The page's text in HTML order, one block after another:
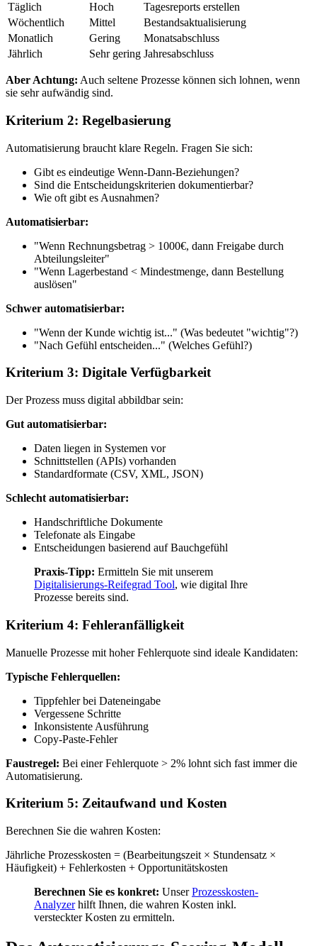
Täglich
Hoch
Tagesreports erstellen
Wöchentlich
Mittel
Bestandsaktualisierung
Monatlich
Gering
Monatsabschluss
Jährlich
Sehr gering Jahresabschluss
Aber Achtung: Auch seltene Prozesse können sich lohnen, wenn
sie sehr aufwändig sind.
Kriterium 2: Regelbasierung
Automatisierung braucht klare Regeln. Fragen Sie sich:
Gibt es eindeutige Wenn-Dann-Beziehungen?
Sind die Entscheidungskriterien dokumentierbar?
Wie oft gibt es Ausnahmen?
Automatisierbar:
"Wenn Rechnungsbetrag > 1000€, dann Freigabe durch
Abteilungsleiter"
"Wenn Lagerbestand < Mindestmenge, dann Bestellung
auslösen"
Schwer automatisierbar:
"Wenn der Kunde wichtig ist..." (Was bedeutet "wichtig"?)
"Nach Gefühl entscheiden..." (Welches Gefühl?)
Kriterium 3: Digitale Verfügbarkeit
Der Prozess muss digital abbildbar sein:
Gut automatisierbar:
Daten liegen in Systemen vor
Schnittstellen (APIs) vorhanden
Standardformate (CSV, XML, JSON)
Schlecht automatisierbar:
Handschriftliche Dokumente
Telefonate als Eingabe
Entscheidungen basierend auf Bauchgefühl
Praxis-Tipp: Ermitteln Sie mit unserem
Digitalisierungs-Reifegrad Tool, wie digital Ihre
Prozesse bereits sind.
Kriterium 4: Fehleranfälligkeit
Manuelle Prozesse mit hoher Fehlerquote sind ideale Kandidaten:
Typische Fehlerquellen:
Tippfehler bei Dateneingabe
Vergessene Schritte
Inkonsistente Ausführung
Copy-Paste-Fehler
Faustregel: Bei einer Fehlerquote > 2% lohnt sich fast immer die
Automatisierung.
Kriterium 5: Zeitaufwand und Kosten
Berechnen Sie die wahren Kosten:
Jährliche Prozesskosten = (Bearbeitungszeit × Stundensatz ×
Häufigkeit) + Fehlerkosten + Opportunitätskosten
Berechnen Sie es konkret: UnserProzesskosten-
Analyzerhilft Ihnen, die wahren Kosten inkl.
versteckter Kosten zu ermitteln.